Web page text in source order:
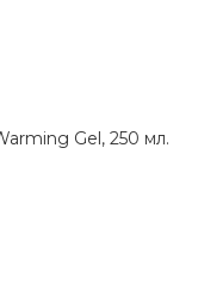
Gel, 250 мл.